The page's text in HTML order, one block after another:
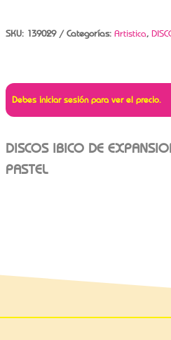
SKU: 139029 Categorías: Artistica,
Debes iniciar sesión para ver el precio.
DISCOS IBICO DE
PASTEL